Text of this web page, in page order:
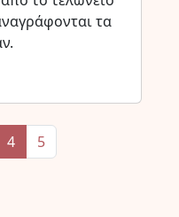
τα
Current Page
4 Page
5